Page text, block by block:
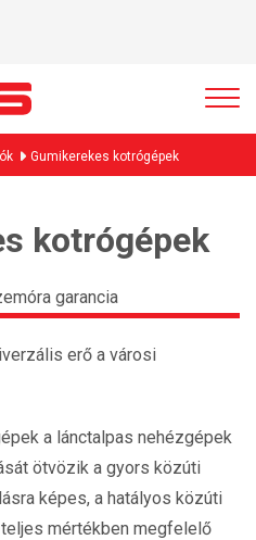
Gumikerekes kotrógépek
kotrógépek
erő a városi
a lánctalpas nehézgépek
ötvözik a gyors közúti
képes, a hatályos közúti
mértékben megfelelő